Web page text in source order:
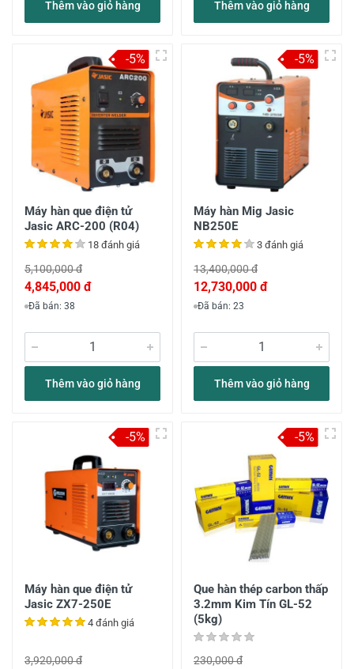
Thêm vào giỏ hàng Thêm vào giỏ hàng
Máy hàn que điện tử
Jasic ARC-200 (R04)
18 đánh giá
5,100,000 đ
4,845,000 đ
Đã bán: 38
Thêm vào giỏ hàng
-5%
Máy hàn Mig Jasic
NB250E
3 đánh giá
13,400,000 đ
12,730,000 đ
Đã bán: 23
Thêm vào giỏ hàng
-5%
Máy hàn que điện tử
Jasic ZX7-250E
4 đánh giá
3,920,000 đ
-5%
Que hàn thép carbon thấp
3.2mm Kim Tín GL-52
(5kg)
230,000 đ
-5%